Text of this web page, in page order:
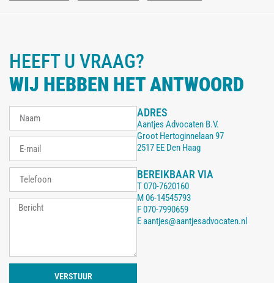
HEEFT U VRAAG?
WIJ HEBBEN HET ANTWOORD
VERSTUUR
ADRES
Aantjes Advocaten B.V.
Groot Hertoginnelaan 97
2517 EE Den Haag
BEREIKBAAR VIA
T070-7620160
M06-14545793
F070-7990659
Eaantjes@aantjesadvocaten.nl